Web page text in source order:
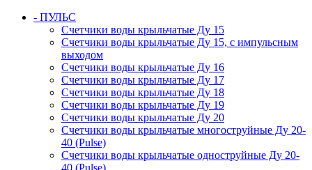
- ПУЛЬС
Счетчики воды крыльчатые Ду 15
Счетчики воды крыльчатые Ду 15, с импульсным
выходом
Счетчики воды крыльчатые Ду 16
Счетчики воды крыльчатые Ду 17
Счетчики воды крыльчатые Ду 18
Счетчики воды крыльчатые Ду 19
Счетчики воды крыльчатые Ду 20
Счетчики воды крыльчатые многоструйные Ду 20-
40 (Pulse)
Счетчики воды крыльчатые одноструйные Ду 20-
40 (Pulse)